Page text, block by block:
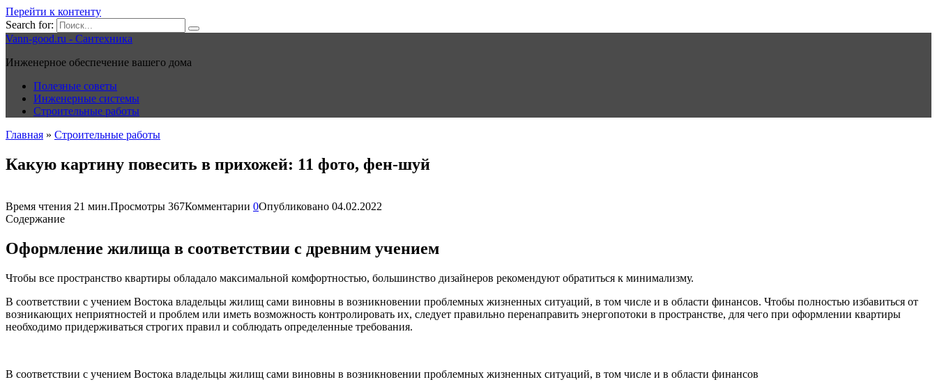
Перейти к контенту
Search for:
Vann-good.ru - Сантехника
Инженерное обеспечение вашего дома
Полезные советы
Инженерные системы
Строительные работы
Главная » Строительные работы
Какую картину повесить в прихожей: 11 фото, фен-шуй
Время чтения 21 мин.Просмотры 367Комментарии 0Опубликовано 04.02.2022
Содержание
Оформление жилища в соответствии с древним учением
Чтобы все пространство квартиры обладало максимальной комфортностью, большинство дизайнеров рекомендуют обратиться к минимализму.
В соответствии с учением Востока владельцы жилищ сами виновны в возникновении проблемных жизненных ситуаций, в том числе и в области финансов. Чтобы полностью избавиться от
возникающих неприятностей и проблем или иметь возможность контролировать их, следует правильно перенаправить энергопотоки в пространстве, для чего при оформлении квартиры
необходимо придерживаться строгих правил и соблюдать определенные требования.
В соответствии с учением Востока владельцы жилищ сами виновны в возникновении проблемных жизненных ситуаций, в том числе и в области финансов